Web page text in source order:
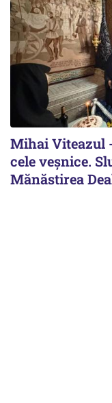
Mihai Viteazul
cele veșnice.
Mănăstirea